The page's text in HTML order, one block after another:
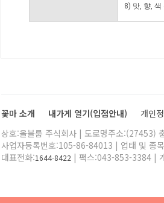
8) 맛, 향,
꽃마 소개 내가게 열기(입점안내) 개인
상호:올블룸 주식회사 | 도로명주소:(27453)
사업자등록번호:105-86-84013 | 업태 및 종
대표전화:1644-8422 | 팩스:043-853-3384 |